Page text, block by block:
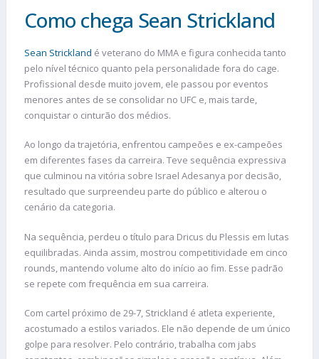
Como chega Sean Strickland
Sean Strickland é veterano do MMA e figura conhecida tanto
pelo nível técnico quanto pela personalidade fora do cage.
Profissional desde muito jovem, ele passou por eventos
menores antes de se consolidar no UFC e, mais tarde,
conquistar o cinturão dos médios.
Ao longo da trajetória, enfrentou campeões e ex-campeões
em diferentes fases da carreira. Teve sequência expressiva
que culminou na vitória sobre Israel Adesanya por decisão,
resultado que surpreendeu parte do público e alterou o
cenário da categoria.
Na sequência, perdeu o título para Dricus du Plessis em lutas
equilibradas. Ainda assim, mostrou competitividade em cinco
rounds, mantendo volume alto do início ao fim. Esse padrão
se repete com frequência em sua carreira.
Com cartel próximo de 29-7, Strickland é atleta experiente,
acostumado a estilos variados. Ele não depende de um único
golpe para resolver. Pelo contrário, trabalha com jabs